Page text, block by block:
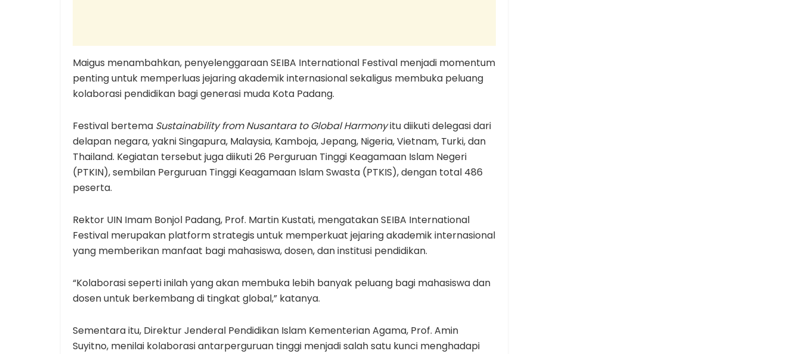
Maigus menambahkan, penyelenggaraan SEIBA International Festival menjadi momentum
penting untuk memperluas jejaring akademik internasional sekaligus membuka peluang
kolaborasi pendidikan bagi generasi muda Kota Padang.
Festival bertema Sustainability from Nusantara to Global Harmonyitu diikuti delegasi dari
delapan negara, yakni Singapura, Malaysia, Kamboja, Jepang, Nigeria, Vietnam, Turki, dan
Thailand. Kegiatan tersebut juga diikuti 26 Perguruan Tinggi Keagamaan Islam Negeri
(PTKIN), sembilan Perguruan Tinggi Keagamaan Islam Swasta (PTKIS), dengan total 486
peserta.
Rektor UIN Imam Bonjol Padang, Prof. Martin Kustati, mengatakan SEIBA International
Festival merupakan platform strategis untuk memperkuat jejaring akademik internasional
yang memberikan manfaat bagi mahasiswa, dosen, dan institusi pendidikan.
“Kolaborasi seperti inilah yang akan membuka lebih banyak peluang bagi mahasiswa dan
dosen untuk berkembang di tingkat global,” katanya.
Sementara itu, Direktur Jenderal Pendidikan Islam Kementerian Agama, Prof. Amin
Suyitno, menilai kolaborasi antarperguruan tinggi menjadi salah satu kunci menghadapi